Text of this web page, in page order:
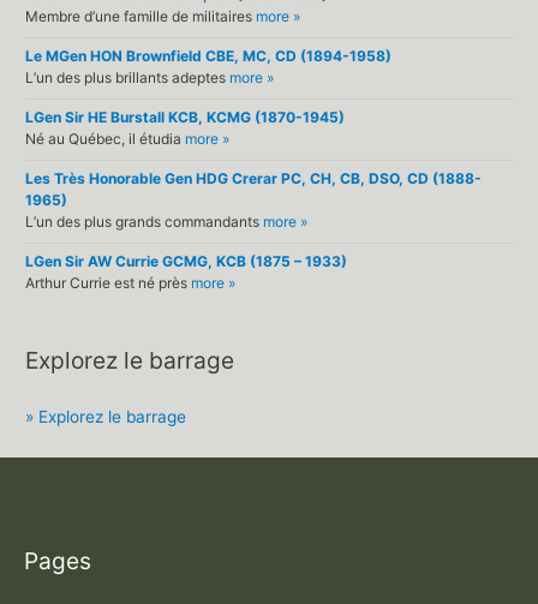
Membre d’une famille de militaires more »
Le MGen HON Brownfield CBE, MC, CD (1894-1958)
L’un des plus brillants adeptes more »
LGen Sir HE Burstall KCB, KCMG (1870-1945)
Né au Québec, il étudia more »
Les Très Honorable Gen HDG Crerar PC, CH, CB, DSO, CD (1888-
1965)
L’un des plus grands commandants more »
LGen Sir AW Currie GCMG, KCB (1875 – 1933)
Arthur Currie est né près more »
Explorez le barrage
» Explorez le barrage
Pages